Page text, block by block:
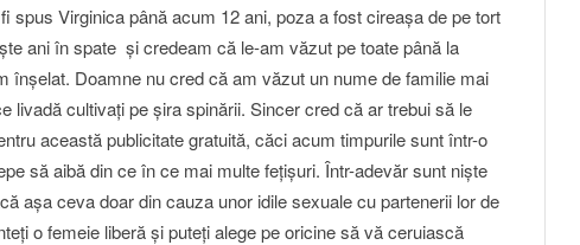
spus Virginica până acum 12 ani, poza a fost cireaşa de pe tort
ani în spate şi credeam că le-am văzut pe toate până la
înşelat. Doamne nu cred că am văzut un nume de familie mai
livadă cultivaţi pe şira spinării. Sincer cred că ar trebui să le
această publicitate gratuită, căci acum timpurile sunt într-o
să aibă din ce în ce mai multe feţişuri. Într-adevăr sunt nişte
aşa ceva doar din cauza unor idile sexuale cu partenerii lor de
o femeie liberă şi puteţi alege pe oricine să vă ceruiască